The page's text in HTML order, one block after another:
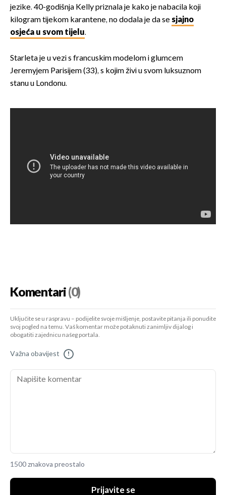
jezike. 40-godišnja Kelly priznala je kako je nabacila koji
kilogram tijekom karantene, no dodala je da sesjajno
osjeća u svom tijelu.
Starleta je u vezi s francuskim modelom i glumcem
Jeremyjem Parisijem (33), s kojim živi u svom luksuznom
stanu u Londonu.
Komentari(0)
Uključite se u raspravu – podijelite svoje mišljenje, postavite pitanja ili ponudite
svoj pogled na temu. Vaš komentar može potaknuti zanimljiv dijalog i
obogatiti zajednicu našeg portala.
Važna obavijest !
1500 znakova preostalo
Prijavite se